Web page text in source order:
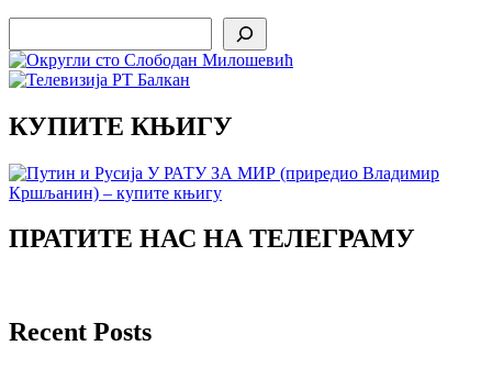
КУПИТЕ КЊИГУ
ПРАТИТЕ НАС НА ТЕЛЕГРАМУ
Recent Posts